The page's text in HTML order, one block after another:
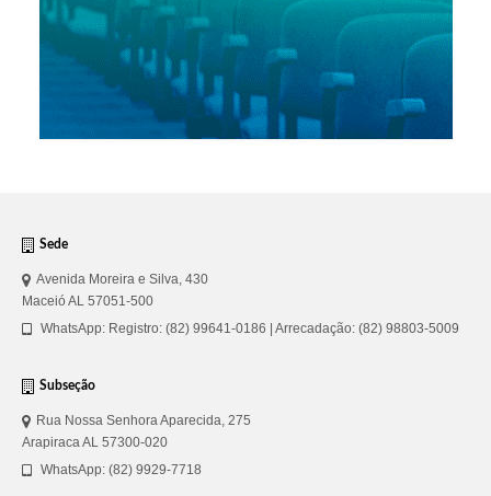
Sede
Avenida Moreira e Silva, 430
Maceió AL 57051-500
WhatsApp: Registro: (82) 99641-0186 | Arrecadação: (82) 98803-5009
Subseção
Rua Nossa Senhora Aparecida, 275
Arapiraca AL 57300-020
WhatsApp: (82) 9929-7718